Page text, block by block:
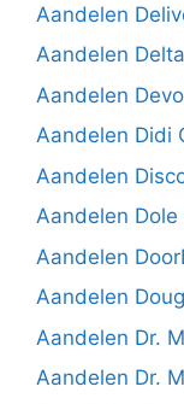
Aandelen
Aandelen
Aandelen
Aandelen Didi
Aandelen
Aandelen Dole
Aandelen
Aandelen
Aandelen Dr.
Aandelen Dr.